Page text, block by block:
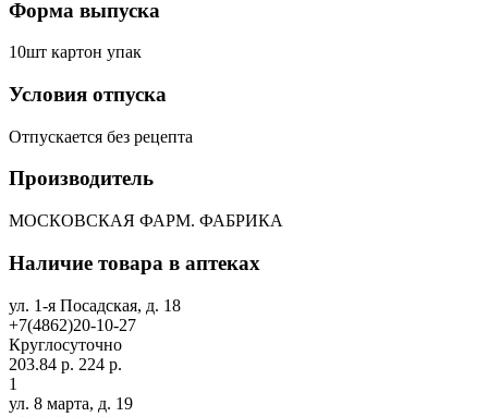
Форма выпуска
10шт картон упак
Условия отпуска
Отпускается без рецепта
Производитель
МОСКОВСКАЯ ФАРМ. ФАБРИКА
Наличие товара в аптеках
ул. 1-я Посадская, д. 18
+7(4862)20-10-27
Круглосуточно
203.84 р. 224 р.
1
ул. 8 марта, д. 19